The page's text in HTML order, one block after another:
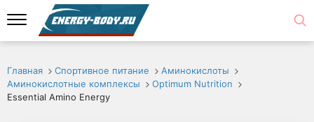
Главная Спортивное питание
Аминокислоты
Аминокислотные комплексы
Optimum Nutrition
Essential Amino Energy